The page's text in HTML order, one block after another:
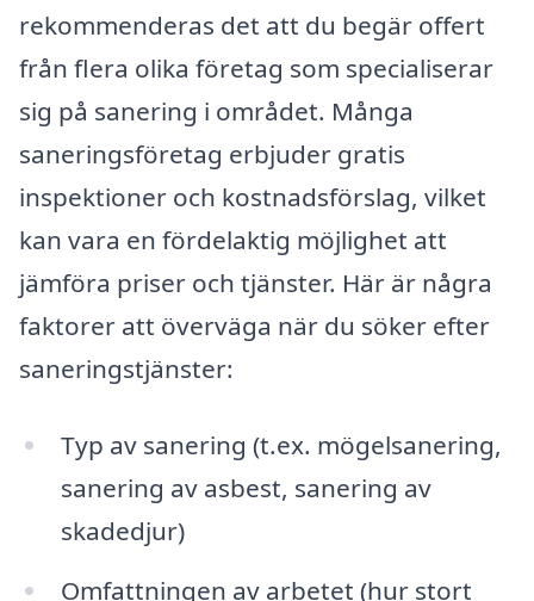
rekommenderas det att du begär offert
från flera olika företag som specialiserar
sig på sanering i området. Många
saneringsföretag erbjuder gratis
inspektioner och kostnadsförslag, vilket
kan vara en fördelaktig möjlighet att
jämföra priser och tjänster. Här är några
faktorer att överväga när du söker efter
saneringstjänster:
Typ av sanering (t.ex. mögelsanering,
sanering av asbest, sanering av
skadedjur)
Omfattningen av arbetet (hur stort